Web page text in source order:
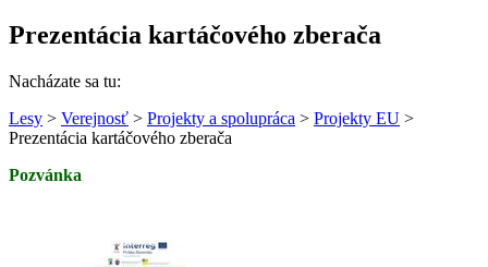
Prezentácia kartáčového zberača
Nacházate sa tu:
Lesy > Verejnosť > Projekty a spolupráca > Projekty EU >
Prezentácia kartáčového zberača
Pozvánka